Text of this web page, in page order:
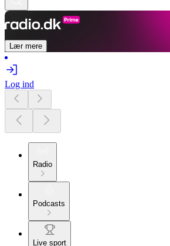
Lær mere
Log ind
Radio
Podcasts
Live sport